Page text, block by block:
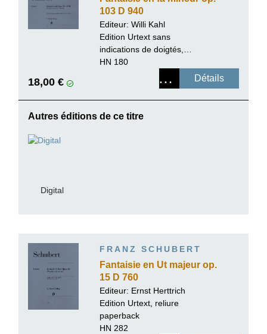
103 D 940
Editeur: Willi Kahl
Edition Urtext sans
indications de doigtés,
reliure paperback
HN 180
18,00 € Détails
Autres éditions de ce titre
Digital
FRANZ SCHUBERT
Fantaisie en Ut majeur op.
15 D 760
(Wandererfantasie)
Editeur: Ernst Herttrich
Edition Urtext, reliure
paperback
HN 282